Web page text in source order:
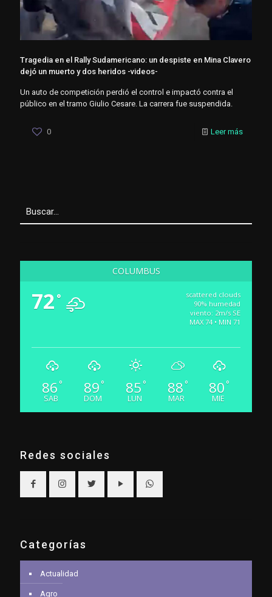
Tragedia en el Rally Sudamericano: un despiste en Mina Clavero
dejó un muerto y dos heridos -videos-
Un auto de competición perdió el control e impactó contra el
público en el tramo Giulio Cesare. La carrera fue suspendida.
0 Leer más
COLUMBUS
72 °
scattered clouds
90% humedad
viento: 2m/s SE
MAX 74 • MIN 71
86 °
SAB
89 °
DOM
85 °
LUN
88 °
MAR
80 °
MIE
Redes sociales
Categorías
Actualidad
Agro